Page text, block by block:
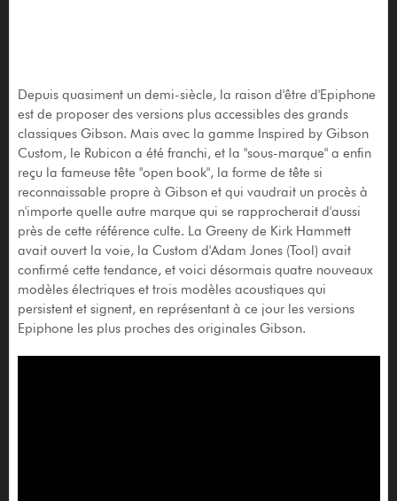
Depuis quasiment un demi-siècle, la raison d'être d'Epiphone
est de proposer des versions plus accessibles des grands
classiques Gibson. Mais avec la gamme Inspired by Gibson
Custom, le Rubicon a été franchi, et la "sous-marque" a enfin
reçu la fameuse tête "open book", la forme de tête si
reconnaissable propre à Gibson et qui vaudrait un procès à
n'importe quelle autre marque qui se rapprocherait d'aussi
près de cette référence culte. La Greeny de Kirk Hammett
avait ouvert la voie, la Custom d'Adam Jones (Tool) avait
confirmé cette tendance, et voici désormais quatre nouveaux
modèles électriques et trois modèles acoustiques qui
persistent et signent, en représentant à ce jour les versions
Epiphone les plus proches des originales Gibson.